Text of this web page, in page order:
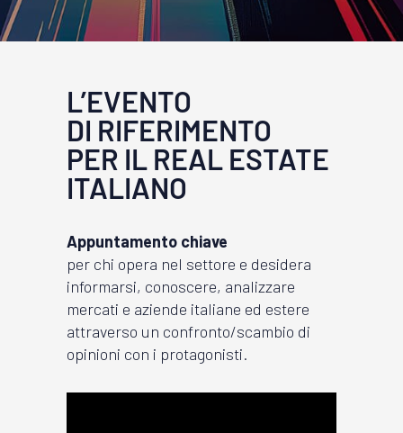
L’EVENTO
DI RIFERIMENTO
PER IL REAL ESTATE
ITALIANO
Appuntamento chiave
per chi opera nel settore e desidera
informarsi, conoscere, analizzare
mercati e aziende italiane ed estere
attraverso un confronto/scambio di
opinioni con i protagonisti.